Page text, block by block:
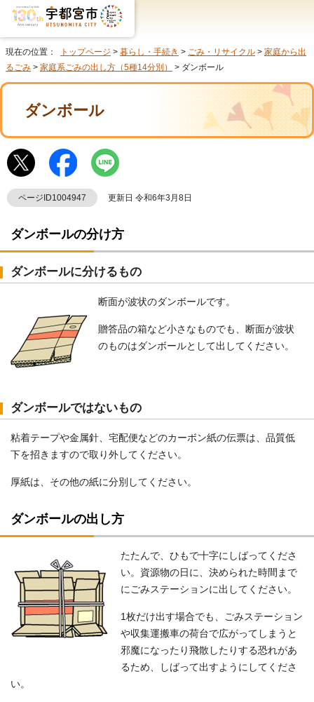
現在の位置： トップページ > 暮らし・手続き > ごみ・リサイクル > 家庭から出
るごみ > 家庭系ごみの出し方（5種14分別） > ダンボール
ダンボール
ページID1004947 更新日 令和6年3月8日
ダンボールの分け方
ダンボールに分けるもの
断面が波状のダンボールです。
贈答品の箱など小さなものでも、断面が波状
のものはダンボールとして出してください。
ダンボールではないもの
粘着テープや金属針、宅配便などのカーボン紙の伝票は、品質低
下を招きますので取り外してください。
厚紙は、その他の紙に分別してください。
ダンボールの出し方
たたんで、ひもで十字にしばってくださ
い。資源物の日に、決められた時間まで
にごみステーションに出してください。
1枚だけ出す場合でも、ごみステーション
や収集運搬車の荷台で広がってしまうと
邪魔になったり飛散したりする恐れがあ
るため、しばって出すようにしてくださ
い。